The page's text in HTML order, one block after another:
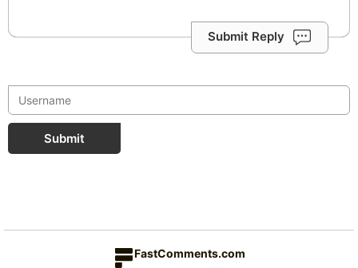
Submit Reply
Submit
FastComments.com